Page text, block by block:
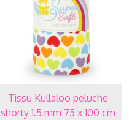
Tissu Kullaloo peluche
shorty 1.5 mm 75 x 100 cm